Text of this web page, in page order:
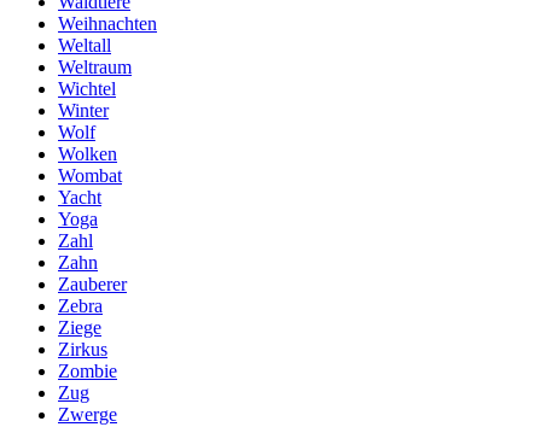
Weihnachten
Weltall
Weltraum
Wichtel
Winter
Wolf
Wolken
Wombat
Yacht
Yoga
Zahl
Zahn
Zauberer
Zebra
Ziege
Zirkus
Zombie
Zug
Zwerge